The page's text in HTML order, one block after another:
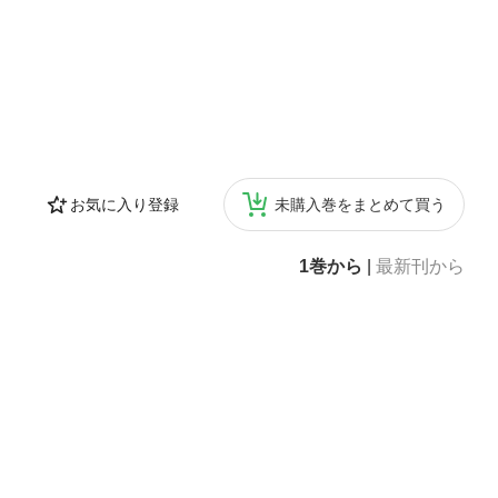
お気に入り登録 未購入巻をまとめて買う
1巻から 最新刊から